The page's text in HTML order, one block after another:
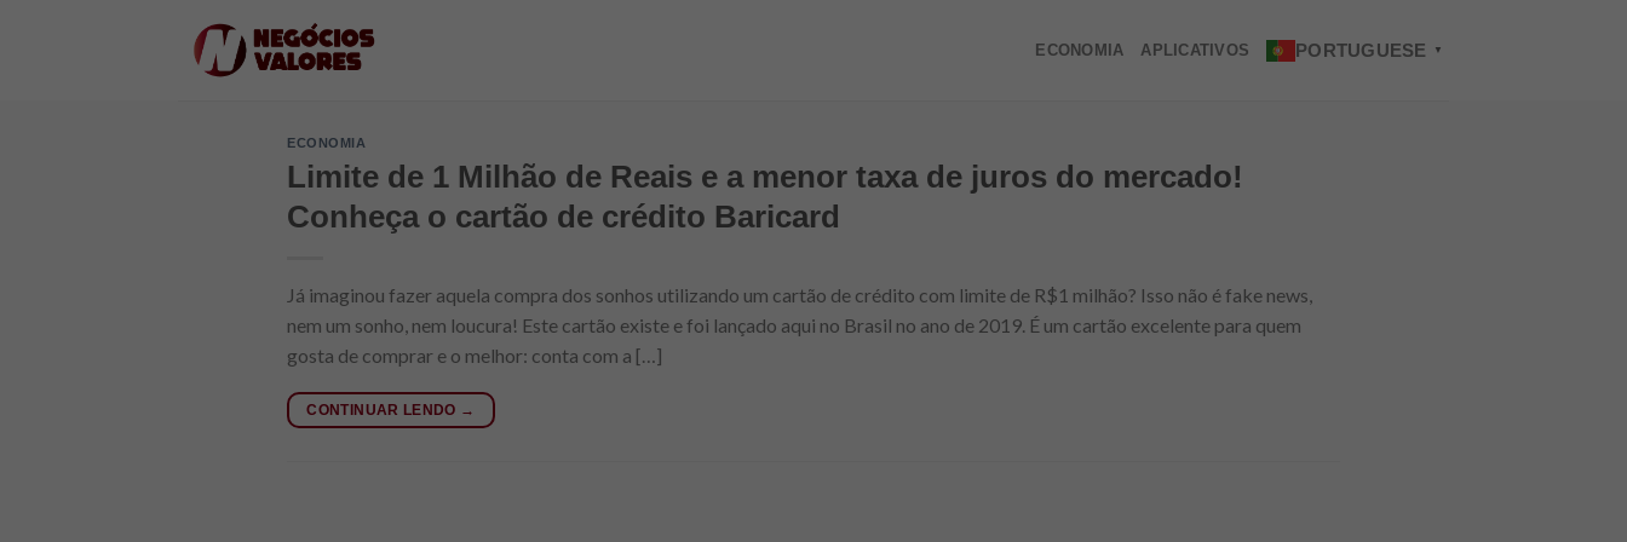
ECONOMIA APLICATIVOS PORTUGUESE ▼
ECONOMIA
Limite de 1 Milhão de Reais e a menor taxa de juros do mercado!
Conheça o cartão de crédito Baricard
Já imaginou fazer aquela compra dos sonhos utilizando um cartão de crédito com limite de R$1 milhão? Isso não é fake news,
nem um sonho, nem loucura! Este cartão existe e foi lançado aqui no Brasil no ano de 2019. É um cartão excelente para quem
gosta de comprar e o melhor: conta com a […]
CONTINUAR LENDO →